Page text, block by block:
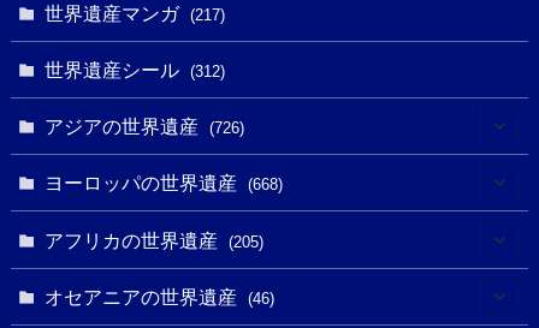
世界遺産マンガ (217)
世界遺産シール (312)
アジアの世界遺産 (726)
(6)
ヨーロッパの世界遺産 (668)
(4)
(3)
アフリカの世界遺産 (205)
(8)
オセアニアの世界遺産 (46)